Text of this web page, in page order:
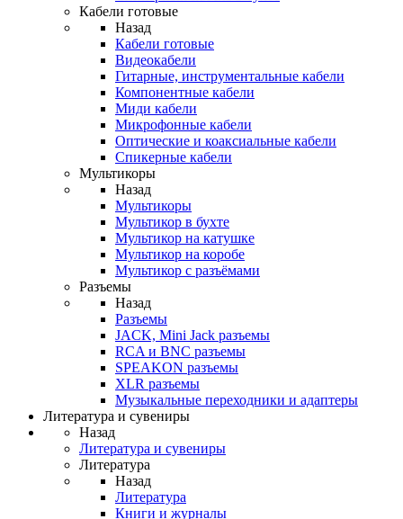
Кабели готовые
Назад
Кабели готовые
Видеокабели
Гитарные, инструментальные кабели
Компонентные кабели
Миди кабели
Микрофонные кабели
Оптические и коаксиальные кабели
Спикерные кабели
Мультикоры
Назад
Мультикоры
Мультикор в бухте
Мультикор на катушке
Мультикор на коробе
Мультикор с разъёмами
Разъемы
Назад
Разъемы
JACK, Mini Jack разъемы
RCA и BNC разъемы
SPEAKON разъемы
XLR разъемы
Музыкальные переходники и адаптеры
Литература и сувениры
Назад
Литература и сувениры
Литература
Назад
Литература
Книги и журналы